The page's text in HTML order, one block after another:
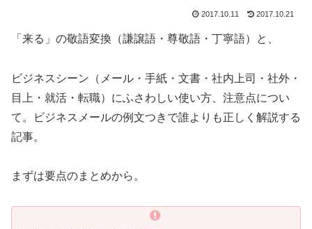
2017.10.11 2017.10.21
「来る」の敬語変換（謙譲語・尊敬語・丁寧語）と、
ビジネスシーン（メール・手紙・文書・社内上司・社外・
目上・就活・転職）にふさわしい使い方、注意点につい
て。ビジネスメールの例文つきで誰よりも正しく解説する
記事。
まずは要点のまとめから。